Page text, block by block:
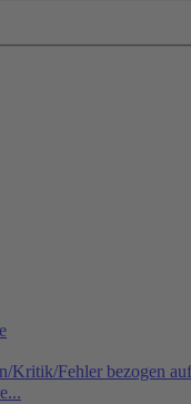
Fehler bezogen auf